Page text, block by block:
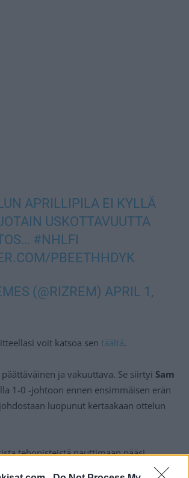
APRILLIPILA EI KYLLÄ
USKOTTAVUUTTA
#NHLFI
PBEETHHDYK
(@RIZREM) APRIL 1,
voit katsoa sen täältä.
ja vakuuttava. Se siirtyi Sam
1-0 -johtoon ennen ensimmäisen erän
luopunut kertaakaan ottelun
tehopisteistä nauttimaan pääsi
joka merkkautti ottelussa kaksi